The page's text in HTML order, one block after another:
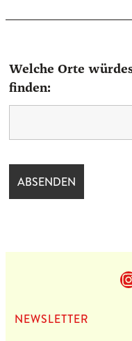
Welche Orte
finden:
NEWS­LET­TER